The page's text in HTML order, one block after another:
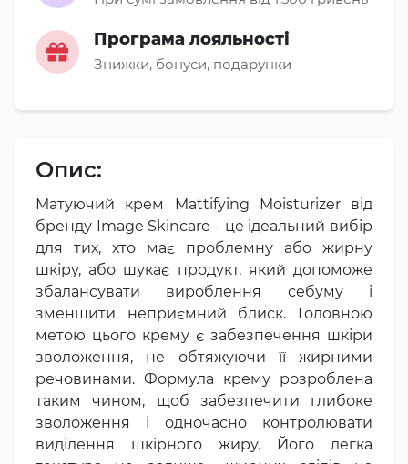
Програма лояльності
Знижки, бонуси, подарунки
Опис:
Матуючий крем Mattifying Moisturizer від
бренду Image Skincare - це ідеальний вибір
для тих, хто має проблемну або жирну
шкіру, або шукає продукт, який допоможе
збалансувати вироблення себуму і
зменшити неприємний блиск. Головною
метою цього крему є забезпечення шкіри
зволоження, не обтяжуючи її жирними
речовинами. Формула крему розроблена
таким чином, щоб забезпечити глибоке
зволоження і одночасно контролювати
виділення шкірного жиру. Його легка